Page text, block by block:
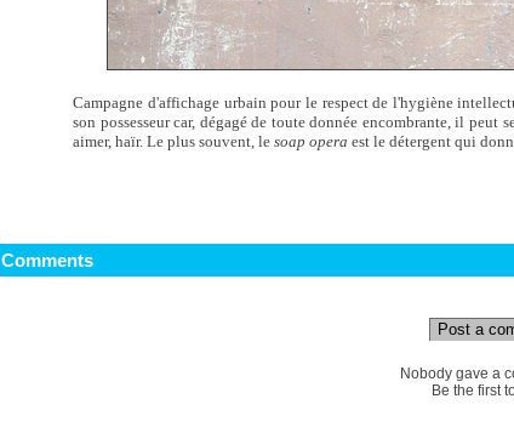
Campagne d'affichage urbain pour le respect de l'hygiène
son possesseur car, dégagé de toute donnée encombrante, il peut
aimer, haïr. Le plus souvent, lesoap opera est le détergent qui
Comments
Post a
Nobody gave a
Be the first